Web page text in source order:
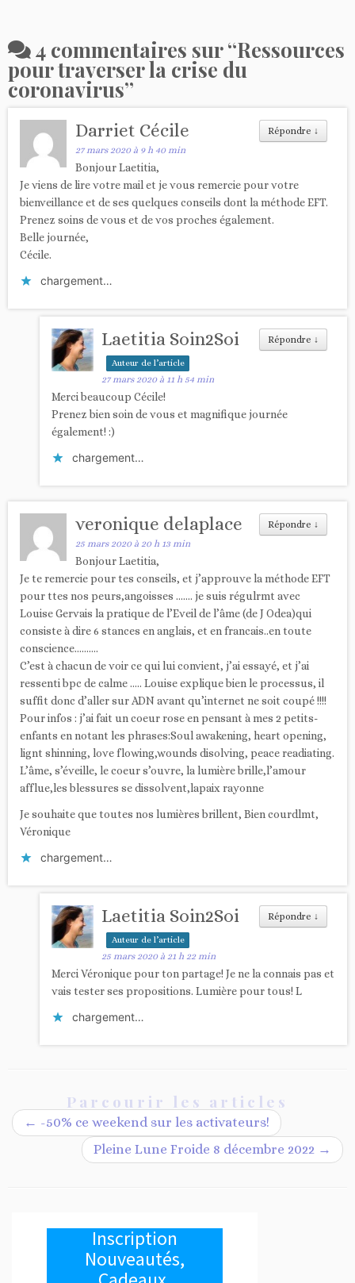
4 commentaires sur “Ressources
pour traverser la crise du
coronavirus”
Répondre ↓
Darriet Cécile
27 mars 2020 à 9 h 40 min
Bonjour Laetitia,
Je viens de lire votre mail et je vous remercie pour votre
bienveillance et de ses quelques conseils dont la méthode EFT.
Prenez soins de vous et de vos proches également.
Belle journée,
Cécile.
chargement…
Répondre ↓
Laetitia Soin2Soi
Auteur de l’article
27 mars 2020 à 11 h 54 min
Merci beaucoup Cécile!
Prenez bien soin de vous et magnifique journée
également! :)
chargement…
Répondre ↓
veronique delaplace
25 mars 2020 à 20 h 13 min
Bonjour Laetitia,
Je te remercie pour tes conseils, et j’approuve la méthode EFT
pour ttes nos peurs,angoisses ……. je suis régulrmt avec
Louise Gervais la pratique de l’Eveil de l’âme (de J Odea)qui
consiste à dire 6 stances en anglais, et en francais..en toute
conscience……….
C’est à chacun de voir ce qui lui convient, j’ai essayé, et j’ai
ressenti bpc de calme ….. Louise explique bien le processus, il
suffit donc d’aller sur ADN avant qu’internet ne soit coupé !!!!
Pour infos : j’ai fait un coeur rose en pensant à mes 2 petits-
enfants en notant les phrases:Soul awakening, heart opening,
lignt shinning, love flowing,wounds disolving, peace readiating.
L’âme, s’éveille, le coeur s’ouvre, la lumière brille,l’amour
afflue,les blessures se dissolvent,lapaix rayonne
Je souhaite que toutes nos lumières brillent, Bien courdlmt,
Véronique
chargement…
Répondre ↓
Laetitia Soin2Soi
Auteur de l’article
25 mars 2020 à 21 h 22 min
Merci Véronique pour ton partage! Je ne la connais pas et
vais tester ses propositions. Lumière pour tous! L
chargement…
Parcourir les articles
← -50% ce weekend sur les activateurs!
Pleine Lune Froide 8 décembre 2022 →